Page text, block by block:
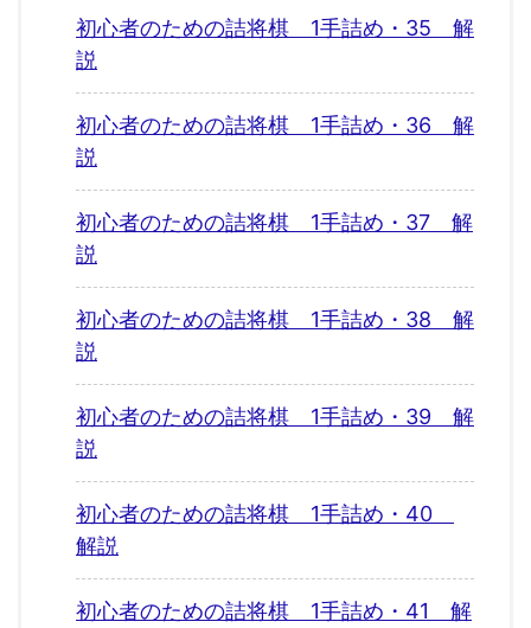
初心者のための詰将棋 1手詰め・35 解
説
初心者のための詰将棋 1手詰め・36 解
説
初心者のための詰将棋 1手詰め・37 解
説
初心者のための詰将棋 1手詰め・38 解
説
初心者のための詰将棋 1手詰め・39 解
説
初心者のための詰将棋 1手詰め・40
解説
初心者のための詰将棋 1手詰め・41 解